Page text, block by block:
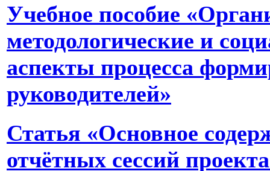
Учебное пособие
методологические и
аспекты процесса
руководителей»
Статья «Основное
отчётных сессий